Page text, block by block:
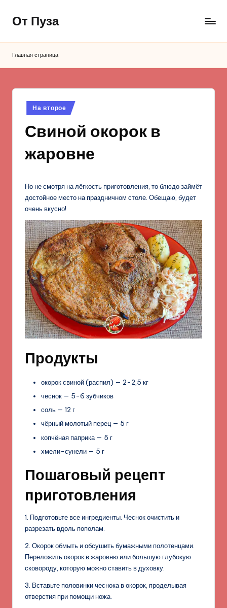
Перейти
содержимому
От Пуза
вкусные
Главная страница
Опубликовано
в
На второе
Свиной окорок в
жаровне
Но не смотря на лёгкость приготовления, то блюдо займёт
достойное место на праздничном столе. Обещаю, будет
очень вкусно!
Продукты
окорок свиной (распил) — 2-2,5 кг
чеснок — 5-6 зубчиков
соль — 12 г
чёрный молотый перец — 5 г
копчёная паприка — 5 г
хмели-сунели — 5 г
Пошаговый рецепт
приготовления
1. Подготовьте все ингредиенты. Чеснок очистить и
разрезать вдоль пополам.
2. Окорок обмыть и обсушить бумажными полотенцами.
Переложить окорок в жаровню или большую глубокую
сковороду, которую можно ставить в духовку.
3. Вставьте половинки чеснока в окорок, проделывая
отверстия при помощи ножа.